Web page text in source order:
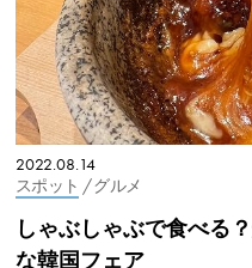
2022.08.14
スポット / グルメ
しゃぶしゃぶで食べる
な韓国フェア